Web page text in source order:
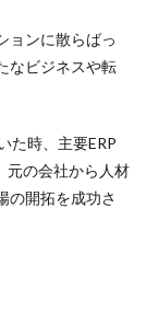
ョンに散らばっ
なビジネスや転
た時、主要ERP
元の会社から人材
の開拓を成功さ